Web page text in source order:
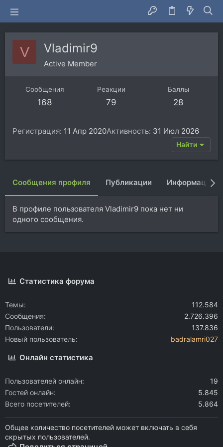
V Vladimir9
Active Member
Сообщения
168
Реакции
79
Баллы
28
Регистрация 11 Апр 2020Активность 31 Июл 2026
Найти
Сообщения профиля Публикации Информация
В профиле пользователя Vladimir9 пока нет ни
одного сообщения.
Статистика форума
Темы
112.584
Сообщения
2.726.396
Пользователи
137.836
Новый пользователь
badralamri027
Онлайн статистика
Пользователей онлайн
19
Гостей онлайн
5.845
Всего посетителей
5.864
Общее количество посетителей может включать в себя
скрытых пользователей.